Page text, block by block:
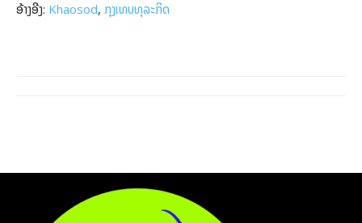
ອ້າງອີງ: Khaosod, ກຸງເທບທຸລະກິດ